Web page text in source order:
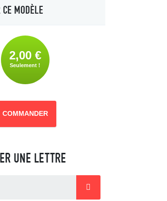
MODÈLE
2,00 €
Seulement !
COMMANDER
UNE LETTRE